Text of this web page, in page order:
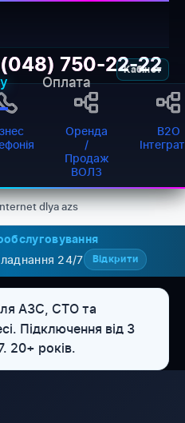
Оплата
Кабінет
(048) 750-22-22
Оренда
/
Продаж
ВОЛЗ
B2O
dlya azs
24/7 Відкрити
АЗС, СТО та
Підключення від 3
20+ років.